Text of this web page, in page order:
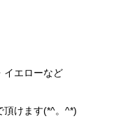
イエローなど
頂けます(*^。^*)